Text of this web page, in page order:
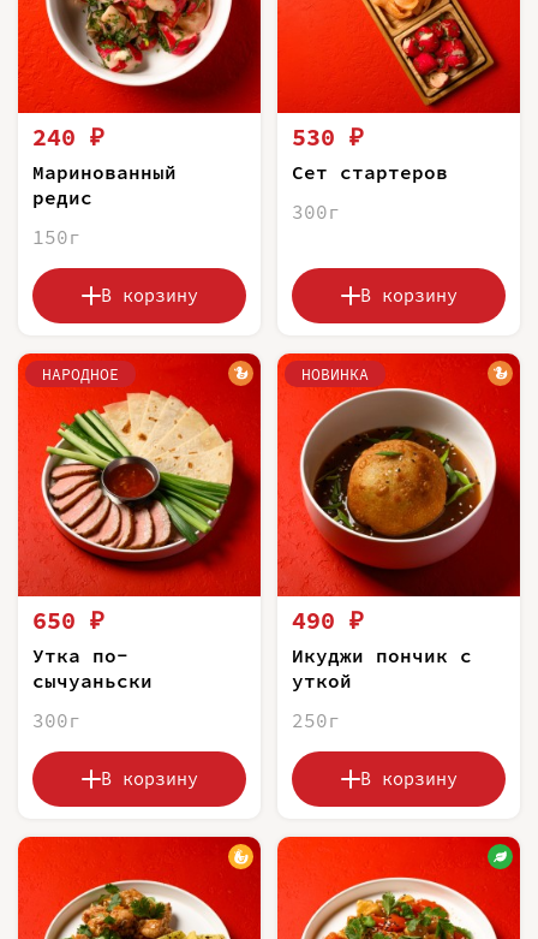
240 ₽
Маринованный
редис
150г
В корзину
530 ₽
Сет стартеров
300г
В корзину
НАРОДНОЕ
650 ₽
Утка по-
сычуаньски
300г
В корзину
НОВИНКА
490 ₽
Икуджи пончик с
уткой
250г
В корзину